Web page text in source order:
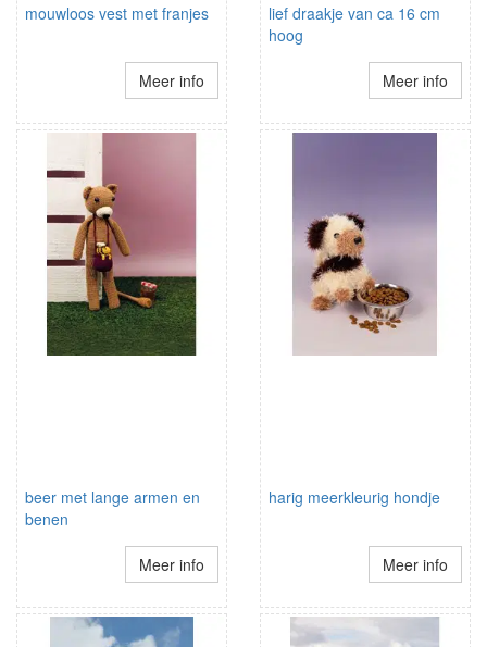
mouwloos vest met franjes
Meer info
lief draakje van ca 16 cm
hoog
Meer info
beer met lange armen en
benen
Meer info
harig meerkleurig hondje
Meer info